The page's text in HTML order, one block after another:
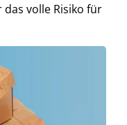
volle Risiko für